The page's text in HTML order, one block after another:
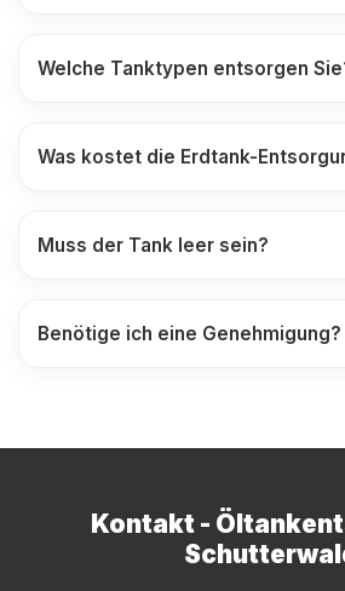
Welche Tanktypen entsorgen
Was kostet die Erdtank-
Muss der Tank leer sein?
Benötige ich eine Genehmigung?
Kontakt -